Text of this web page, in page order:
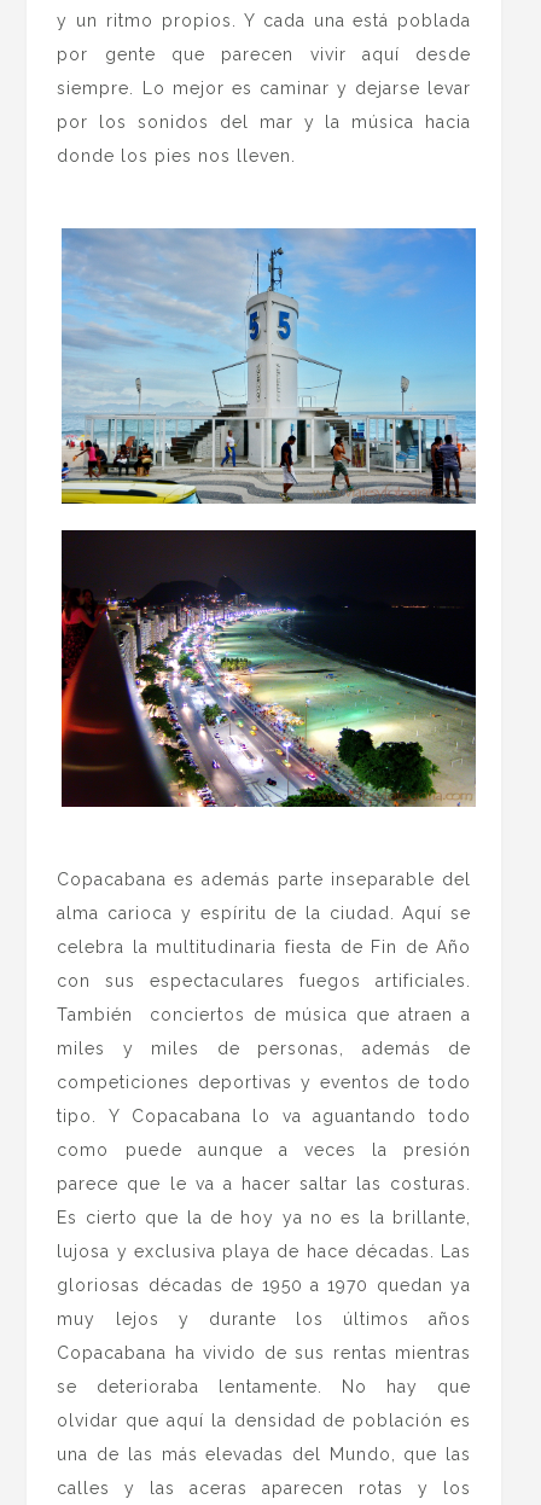
y un ritmo propios. Y cada una está poblada
por gente que parecen vivir aquí desde
siempre. Lo mejor es caminar y dejarse levar
por los sonidos del mar y la música hacia
donde los pies nos lleven.
Copacabana es además parte inseparable del
alma carioca y espíritu de la ciudad. Aquí se
celebra la multitudinaria fiesta de Fin de Año
con sus espectaculares fuegos artificiales.
También conciertos de música que atraen a
miles y miles de personas, además de
competiciones deportivas y eventos de todo
tipo. Y Copacabana lo va aguantando todo
como puede aunque a veces la presión
parece que le va a hacer saltar las costuras.
Es cierto que la de hoy ya no es la brillante,
lujosa y exclusiva playa de hace décadas. Las
gloriosas décadas de 1950 a 1970 quedan ya
muy lejos y durante los últimos años
Copacabana ha vivido de sus rentas mientras
se deterioraba lentamente. No hay que
olvidar que aquí la densidad de población es
una de las más elevadas del Mundo, que las
calles y las aceras aparecen rotas y los